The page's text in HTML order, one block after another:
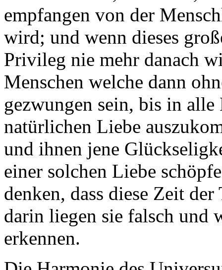
empfangen von der
wird; und wenn dieses
Privileg nie mehr danach
Menschen welche dann
gezwungen sein, bis in
natürlichen Liebe
und ihnen jene
einer solchen Liebe
denken, dass diese Zeit
darin liegen sie falsch und
erkennen.